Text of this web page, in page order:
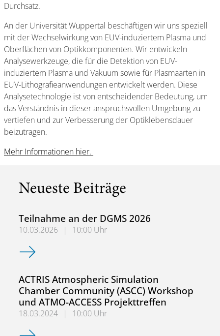
Durchsatz.
An der Universität Wuppertal beschäftigen wir uns speziell
mit der Wechselwirkung von EUV-induziertem Plasma und
Oberflächen von Optikkomponenten. Wir entwickeln
Analysewerkzeuge, die für die Detektion von EUV-
induziertem Plasma und Vakuum sowie für Plasmaarten in
EUV-Lithografieanwendungen entwickelt werden. Diese
Analysetechnologie ist von entscheidender Bedeutung, um
das Verständnis in dieser anspruchsvollen Umgebung zu
vertiefen und zur Verbesserung der Optiklebensdauer
beizutragen.
Mehr Informationen hier.
Neueste Beiträge
Teilnahme an der DGMS 2026
10.03.2026 |
10:00 Uhr
Teilnahme an der DGMS 2026
ACTRIS Atmospheric Simulation
Chamber Community (ASCC) Workshop
und ATMO-ACCESS Projekttreffen
18.03.2024 |
10:00 Uhr
ACTRIS Atmospheric Simulation Chamber Community